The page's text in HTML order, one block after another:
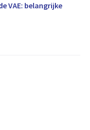
VAE: belangrijke